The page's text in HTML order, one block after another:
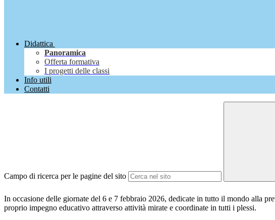
Didattica
Panoramica
Offerta formativa
I progetti delle classi
Info utili
Contatti
Campo di ricerca per le pagine del sito
In occasione delle giornate del 6 e 7 febbraio 2026, dedicate in tutto il mondo alla
proprio impegno educativo attraverso attività mirate e coordinate in tutti i plessi.